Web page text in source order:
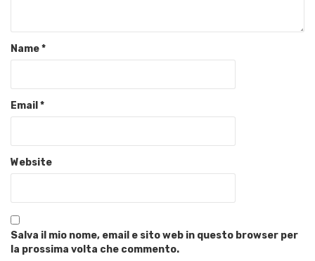
Name*
Email *
Website
Salva il mio nome, email e sito web in questo browser per
la prossima volta che commento.